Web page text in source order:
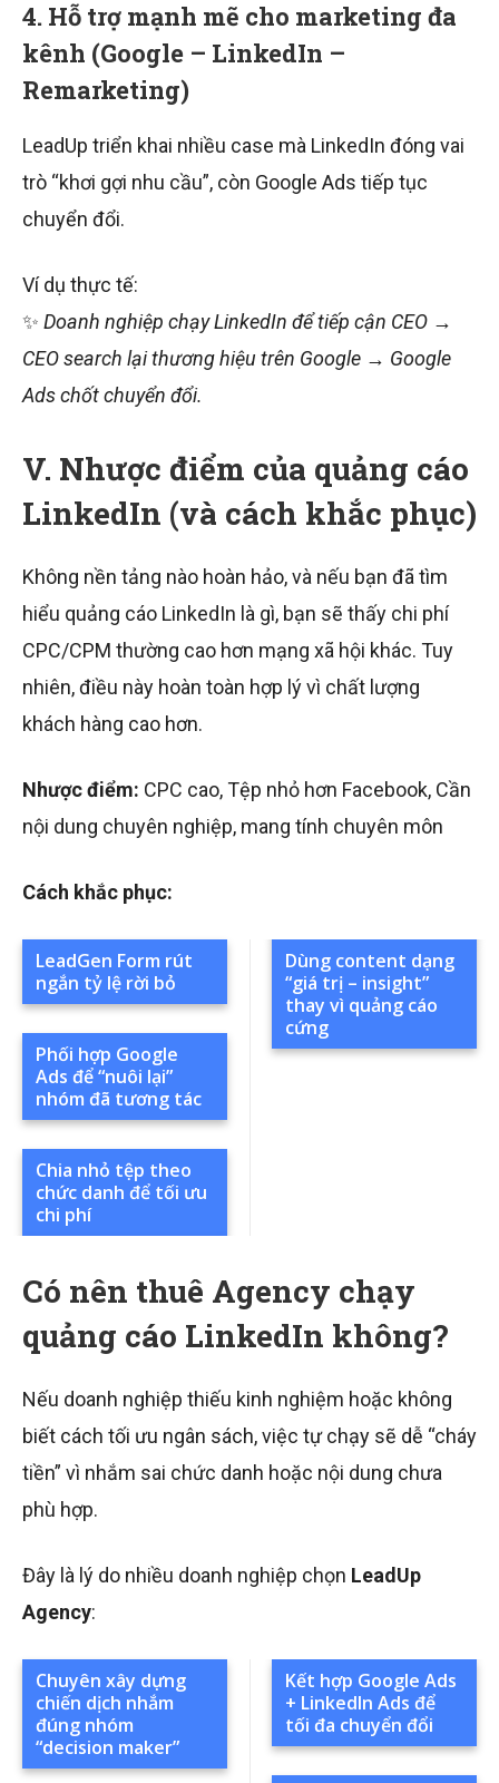
4. Hỗ trợ mạnh mẽ cho marketing đa
kênh (Google – LinkedIn –
Remarketing)
LeadUp triển khai nhiều case mà LinkedIn đóng vai
trò “khơi gợi nhu cầu”, còn Google Ads tiếp tục
chuyển đổi.
Ví dụ thực tế:
✨ Doanh nghiệp chạy LinkedIn để tiếp cận CEO →
CEO search lại thương hiệu trên Google → Google
Ads chốt chuyển đổi.
V. Nhược điểm của quảng cáo
LinkedIn (và cách khắc phục)
Không nền tảng nào hoàn hảo, và nếu bạn đã tìm
hiểu quảng cáo LinkedIn là gì, bạn sẽ thấy chi phí
CPC/CPM thường cao hơn mạng xã hội khác. Tuy
nhiên, điều này hoàn toàn hợp lý vì chất lượng
khách hàng cao hơn.
Nhược điểm: CPC cao, Tệp nhỏ hơn Facebook, Cần
nội dung chuyên nghiệp, mang tính chuyên môn
Cách khắc phục:
LeadGen Form rút
ngắn tỷ lệ rời bỏ
Phối hợp Google
Ads để “nuôi lại”
nhóm đã tương tác
Chia nhỏ tệp theo
chức danh để tối ưu
chi phí
Dùng content dạng
“giá trị – insight”
thay vì quảng cáo
cứng
Có nên thuê Agency chạy
quảng cáo LinkedIn không?
Nếu doanh nghiệp thiếu kinh nghiệm hoặc không
biết cách tối ưu ngân sách, việc tự chạy sẽ dễ “cháy
tiền” vì nhắm sai chức danh hoặc nội dung chưa
phù hợp.
Đây là lý do nhiều doanh nghiệp chọn LeadUp
Agency:
Chuyên xây dựng
chiến dịch nhắm
đúng nhóm
“decision maker”
Kết hợp Google Ads
+ LinkedIn Ads để
tối đa chuyển đổi